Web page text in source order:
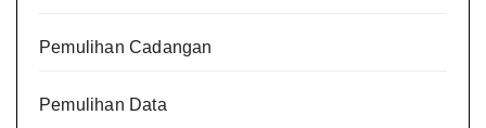
Pemulihan Cadangan
Pemulihan Data